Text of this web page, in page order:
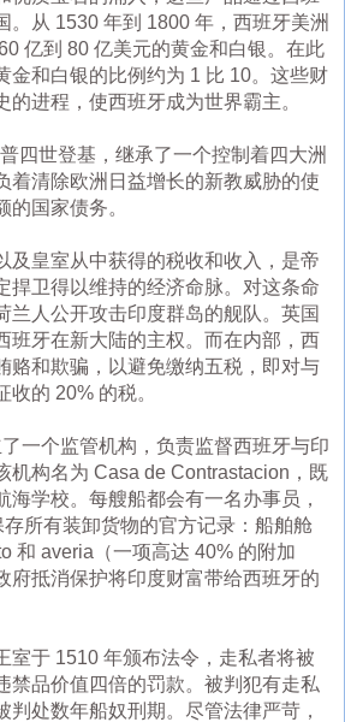
。从 1530 年到 1800 年，西班牙美洲
亿到 80 亿美元的黄金和白银。在此
金和白银的比例约为 1 比 10。这些财
的进程，使西班牙成为世界霸主。
四世登基，继承了一个控制着四大洲
着清除欧洲日益增长的新教威胁的使
国家债务。
及皇室从中获得的税收和收入，是帝
捍卫得以维持的经济命脉。对这条命
兰人公开攻击印度群岛的舰队。英国
班牙在新大陆的主权。而在内部，西
赂和欺骗，以避免缴纳五税，即对与
的 20% 的税。
一个监管机构，负责监督西班牙与印
机构名为 Casa de Contrastacion，既
海学校。每艘船都会有一名办事员，
所有装卸货物的官方记录：船舶舱
和 averia（一项高达 40% 的附加
府抵消保护将印度财富带给西班牙的
室于 1510 年颁布法令，走私者将被
禁品价值四倍的罚款。被判犯有走私
判处数年船奴刑期。尽管法律严苛，